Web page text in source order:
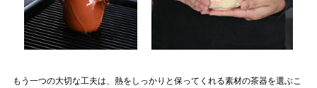
もう一つの大切な工夫は、熱をしっかりと保ってくれる素材の茶器を選ぶこ